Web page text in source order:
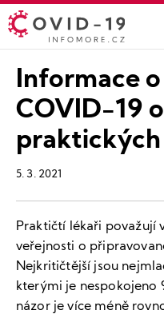
Informace
COVID-19
praktických
5. 3. 2021
Praktičtí lékaři považují
veřejnosti o
Nejkritičtější jsou
kterými je nespokojeno
názor je více méně